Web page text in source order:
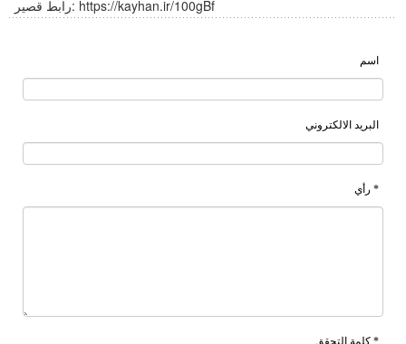
رابط قصير: https://kayhan.ir/100gBf
اسم
البريد الالكتروني
* رأي
* كلمة التحقق